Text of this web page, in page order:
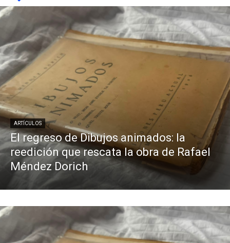
ARTÍCULOS
El regreso de Dibujos animados: la
reedición que rescata la obra de Rafael
Méndez Dorich